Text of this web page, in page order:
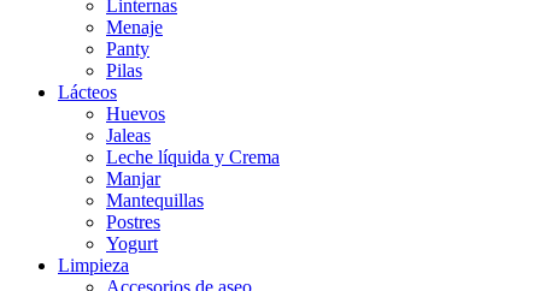
Linternas
Menaje
Panty
Pilas
Lácteos
Huevos
Jaleas
Leche líquida y Crema
Manjar
Mantequillas
Postres
Yogurt
Limpieza
Accesorios de aseo